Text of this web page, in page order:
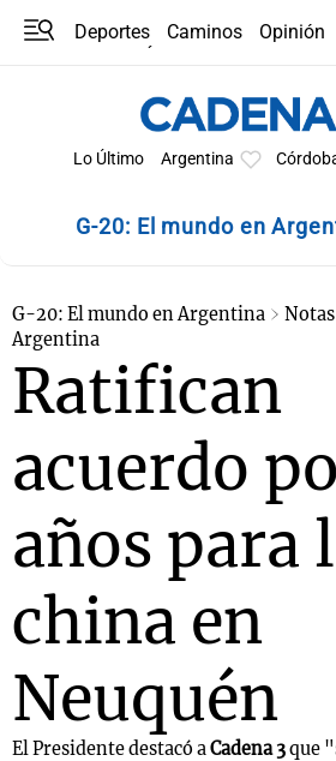
Deportes Caminos
Opinión
Lo Último Argentina
G-20: El mundo en
G-20: El mundo en Argentina Notas
Argentina
Ratifican
acuerdo
años para
china en
Neuquén
El Presidente destacó aCadena 3que